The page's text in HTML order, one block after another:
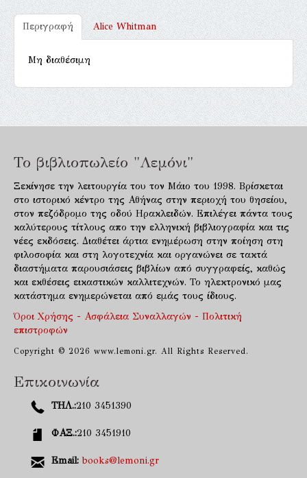
Περιγραφή Alice Whitman
Μη διαθέσιμη
Το βιβλιοπωλείο "Λεμόνι"
Ξεκίνησε την λειτουργία του τον Μάιο του 1998. Βρίσκεται
στο ιστορικό κέντρο της Αθήνας στην περιοχή του θησείου,
στον πεζόδρομο της οδού Ηρακλειδών. Επιλέγει πάντα τους
καλύτερους τίτλους απο την ελληνική βιβλιογραφία και τις
νέες εκδόσεις. Διαθέτει άρτια ενημέρωση στην ποίηση στη
φιλοσοφία και στη λογοτεχνία και οργανώνει σε τακτά
διαστήματα παρουσιάσεις βιβλίων από συγγραφείς, καθώς
και εκθέσεις εικαστικών καλλιτεχνών. Το ηλεκτρονικό μας
κατάστημα ενημερώνεται από εμάς τους ίδιους.
Όροι Χρήσης - Ασφάλεια Συναλλαγών - Πολιτική
επιστροφών
Copyright © 2026 www.lemoni.gr. All Rights Reserved.
Επικοινωνία
ΤΗΛ.:210 3451390
ΦΑΞ.:210 3451910
Email: books@lemoni.gr